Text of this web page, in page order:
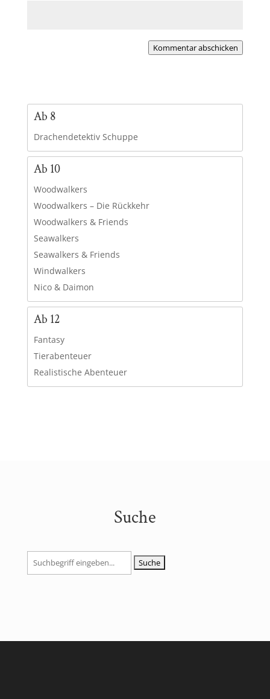
Kommentar abschicken
Ab 8
Drachendetektiv Schuppe
Ab 10
Woodwalkers
Woodwalkers – Die Rückkehr
Woodwalkers & Friends
Seawalkers
Seawalkers & Friends
Windwalkers
Nico & Daimon
Ab 12
Fantasy
Tierabenteuer
Realistische Abenteuer
Suche
Suchen
nach: